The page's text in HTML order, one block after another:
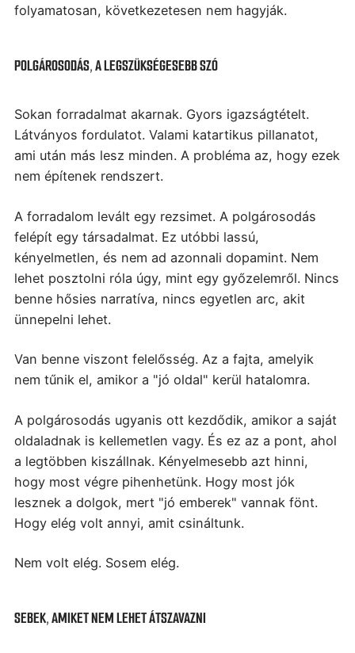
folyamatosan, következetesen nem hagyják.
POLGÁROSODÁS, A LEGSZÜKSÉGESEBB SZÓ
Sokan forradalmat akarnak. Gyors igazságtételt.
Látványos fordulatot. Valami katartikus pillanatot,
ami után más lesz minden. A probléma az, hogy ezek
nem építenek rendszert.
A forradalom levált egy rezsimet. A polgárosodás
felépít egy társadalmat. Ez utóbbi lassú,
kényelmetlen, és nem ad azonnali dopamint. Nem
lehet posztolni róla úgy, mint egy győzelemről. Nincs
benne hősies narratíva, nincs egyetlen arc, akit
ünnepelni lehet.
Van benne viszont felelősség. Az a fajta, amelyik
nem tűnik el, amikor a "jó oldal" kerül hatalomra.
A polgárosodás ugyanis ott kezdődik, amikor a saját
oldaladnak is kellemetlen vagy. És ez az a pont, ahol
a legtöbben kiszállnak. Kényelmesebb azt hinni,
hogy most végre pihenhetünk. Hogy most jók
lesznek a dolgok, mert "jó emberek" vannak fönt.
Hogy elég volt annyi, amit csináltunk.
Nem volt elég. Sosem elég.
SEBEK, AMIKET NEM LEHET ÁTSZAVAZNI